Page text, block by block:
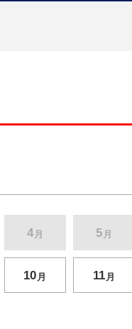
4 月 5 月
10 月 11 月